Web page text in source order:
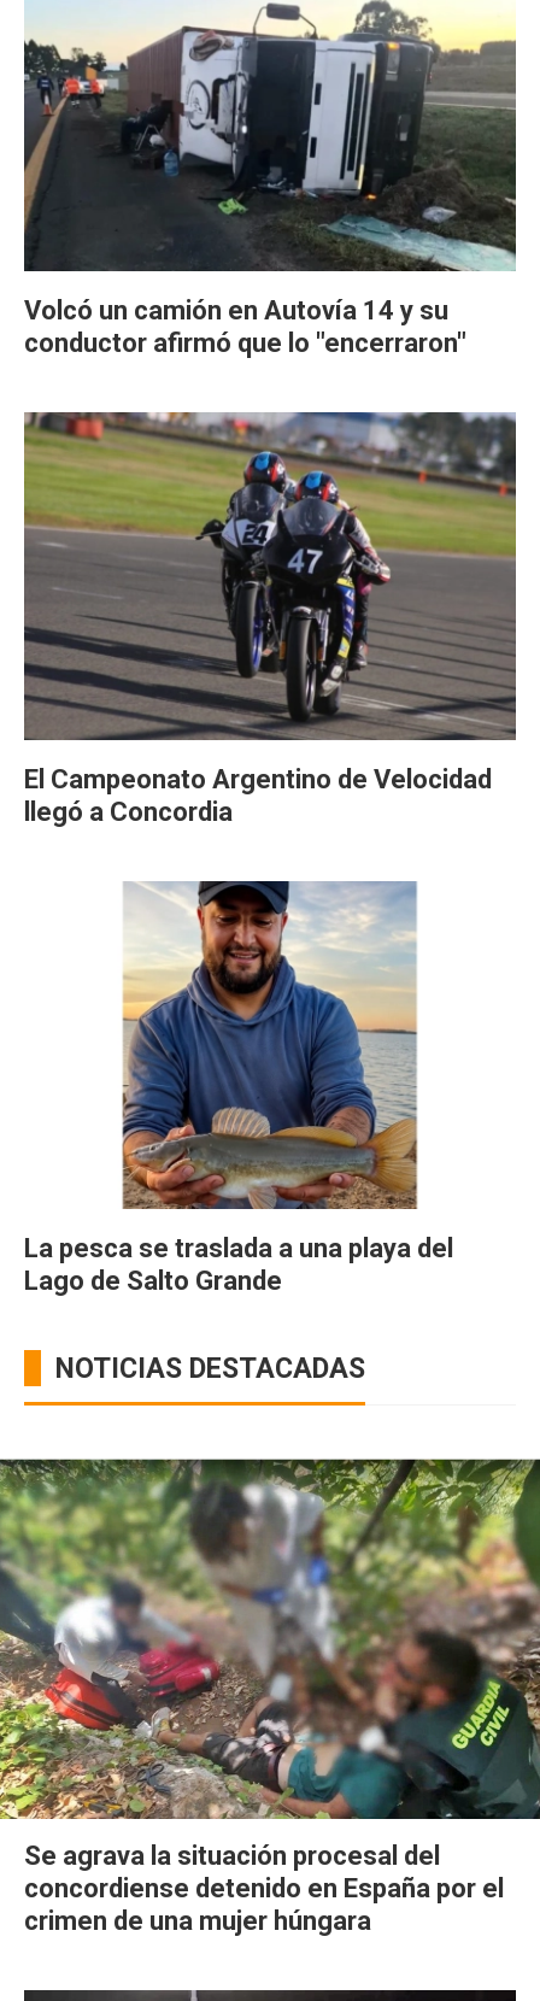
Volcó un camión en Autovía 14 y su
conductor afirmó que lo "encerraron"
El Campeonato Argentino de Velocidad
llegó a Concordia
La pesca se traslada a una playa del
Lago de Salto Grande
NOTICIAS DESTACADAS
Se agrava la situación procesal del
concordiense detenido en España por el
crimen de una mujer húngara